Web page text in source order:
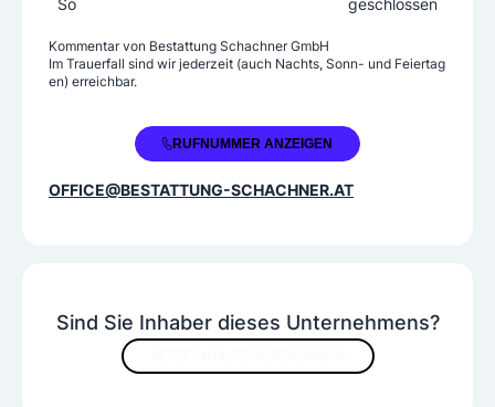
Sind Sie Inhaber dieses Unternehmens?
So
geschlossen
Kommentar von Bestattung Schachner GmbH
Im Trauerfall sind wir jederzeit (auch Nachts, Sonn- und Feiertag
en) erreichbar.
+43 3682 22384RUFNUMMER ANZEIGEN
OFFICE@BESTATTUNG-SCHACHNER.AT